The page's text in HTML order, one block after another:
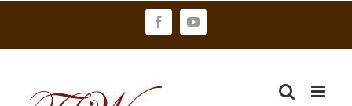
FacebookYouTube